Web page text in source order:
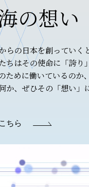
の想い
らの日本を創っていく
ちはその使命に「誇り
ために働いているのか
か、ぜひその「想い」
ちら